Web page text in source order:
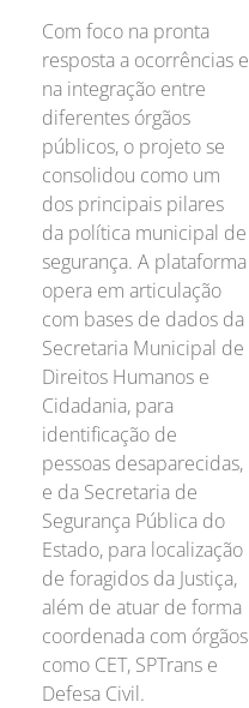
Com foco na pronta
resposta a ocorrências e
na integração entre
diferentes órgãos
públicos, o projeto se
consolidou como um
dos principais pilares
da política municipal de
segurança. A plataforma
opera em articulação
com bases de dados da
Secretaria Municipal de
Direitos Humanos e
Cidadania, para
identificação de
pessoas desaparecidas,
e da Secretaria de
Segurança Pública do
Estado, para localização
de foragidos da Justiça,
além de atuar de forma
coordenada com órgãos
como CET, SPTrans e
Defesa Civil.